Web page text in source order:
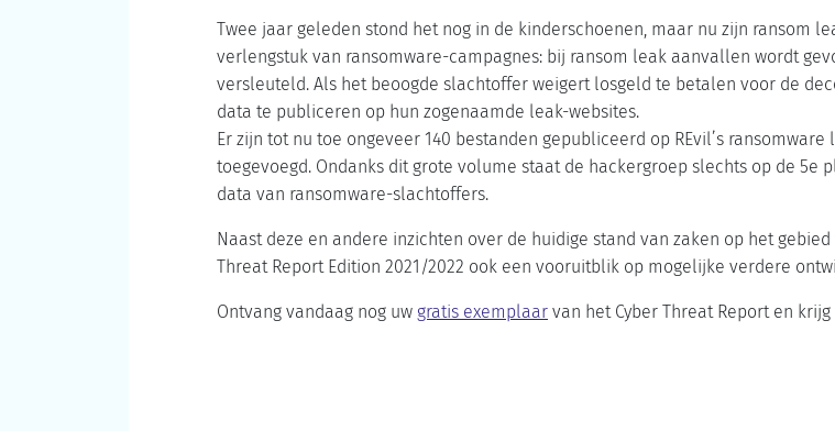
Twee jaar geleden stond het nog in de kinderschoenen, maar nu zijn ransom
verlengstuk van ransomware-campagnes: bij ransom leak aanvallen wordt
versleuteld. Als het beoogde slachtoffer weigert losgeld te betalen voor de
data te publiceren op hun zogenaamde leak-websites.
Er zijn tot nu toe ongeveer 140 bestanden gepubliceerd op REvil’s
toegevoegd. Ondanks dit grote volume staat de hackergroep slechts op de
data van ransomware-slachtoffers.
Naast deze en andere inzichten over de huidige stand van zaken op het
Threat Report Edition 2021/2022 ook een vooruitblik op mogelijke verdere
Ontvang vandaag nog uw gratis exemplaar van het Cyber Threat Report en